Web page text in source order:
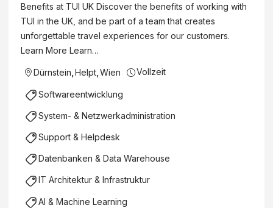
Benefits at TUI UK Discover the benefits of working with
TUI in the UK, and be part of a team that creates
unforgettable travel experiences for our customers.
Learn More Learn…
Dürnstein Helpt Wien Vollzeit
Softwareentwicklung
System- & Netzwerkadministration
Support & Helpdesk
Datenbanken & Data Warehouse
IT Architektur & Infrastruktur
AI & Machine Learning